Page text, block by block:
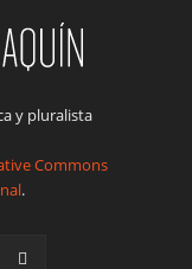
y pluralista
Commons
.